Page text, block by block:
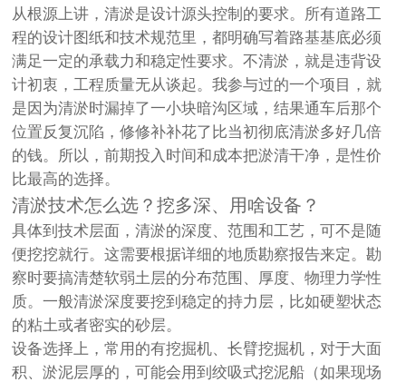
从根源上讲，清淤是设计源头控制的要求。所有道路工
程的设计图纸和技术规范里，都明确写着路基基底必须
满足一定的承载力和稳定性要求。不清淤，就是违背设
计初衷，工程质量无从谈起。我参与过的一个项目，就
是因为清淤时漏掉了一小块暗沟区域，结果通车后那个
位置反复沉陷，修修补补花了比当初彻底清淤多好几倍
的钱。所以，前期投入时间和成本把淤清干净，是性价
比最高的选择。
清淤技术怎么选？挖多深、用啥设备？
具体到技术层面，清淤的深度、范围和工艺，可不是随
便挖挖就行。这需要根据详细的地质勘察报告来定。勘
察时要搞清楚软弱土层的分布范围、厚度、物理力学性
质。一般清淤深度要挖到稳定的持力层，比如硬塑状态
的粘土或者密实的砂层。
设备选择上，常用的有挖掘机、长臂挖掘机，对于大面
积、淤泥层厚的，可能会用到绞吸式挖泥船（如果现场